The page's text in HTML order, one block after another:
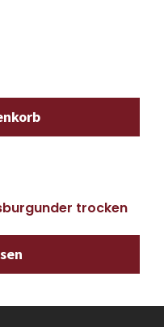
trocken